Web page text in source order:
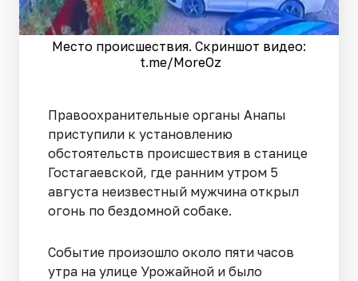
Место происшествия. Скриншот видео:
t.me/MoreOz
Правоохранительные органы Анапы
приступили к установлению
обстоятельств происшествия в станице
Гостагаевской, где ранним утром 5
августа неизвестный мужчина открыл
огонь по бездомной собаке.
Событие произошло около пяти часов
утра на улице Урожайной и было